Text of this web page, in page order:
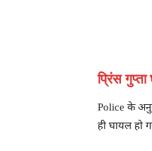
प्रिंस
Police के
ही घायल हो